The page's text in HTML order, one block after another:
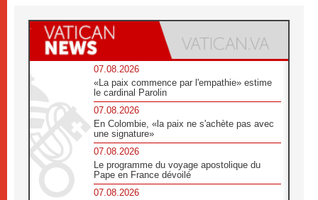
07.08.2026
«La paix commence par l'empathie» estime
le cardinal Parolin
07.08.2026
En Colombie, «la paix ne s'achète pas avec
une signature»
07.08.2026
Le programme du voyage apostolique du
Pape en France dévoilé
07.08.2026